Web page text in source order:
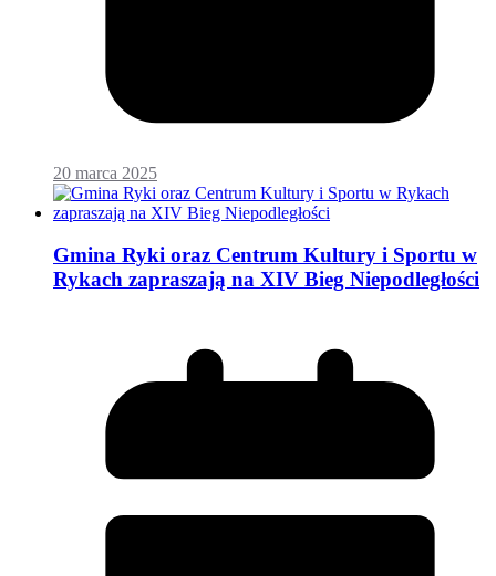
20 marca 2025
Gmina Ryki oraz Centrum Kultury i Sportu w
Rykach zapraszają na XIV Bieg Niepodległości